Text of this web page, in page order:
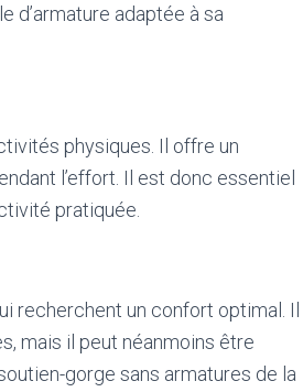
d’armature adaptée à sa
physiques. Il offre un
l’effort. Il est donc essentiel
pratiquée.
recherchent un confort optimal. Il
mais il peut néanmoins être
gorge sans armatures de la